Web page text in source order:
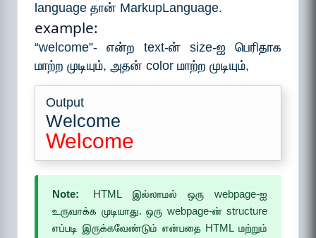
language தான் MarkupLanguage.
example:
“welcome”- என்ற text-ன் size-ஐ பெரிதாக
மாற்ற முடியும், அதன் color மாற்ற முடியும்,
Output
Welcome
Welcome
Note:
HTML இல்லாமல் ஒரு webpage-ஐ
உருவாக்க முடியாது. ஒரு webpage-ன் structure
எப்படி இருக்கவேண்டும் என்பதை HTML மற்றும்